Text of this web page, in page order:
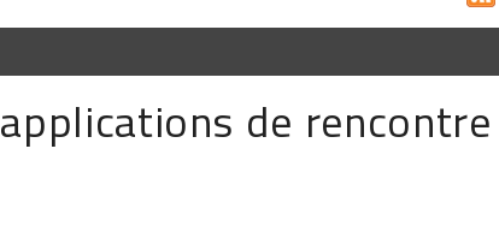
de rencontre